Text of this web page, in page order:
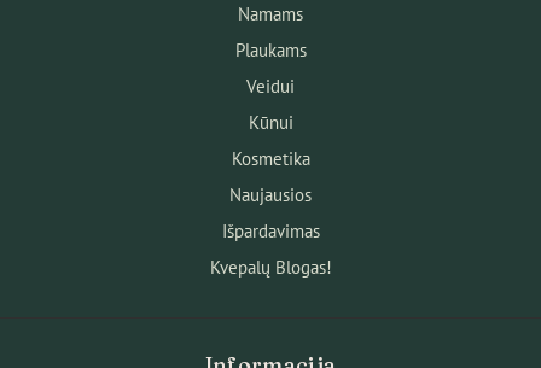
Namams
Plaukams
Veidui
Kūnui
Kosmetika
Naujausios
Išpardavimas
Kvepalų Blogas!